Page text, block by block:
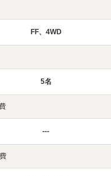
FF、4WD
5名
---